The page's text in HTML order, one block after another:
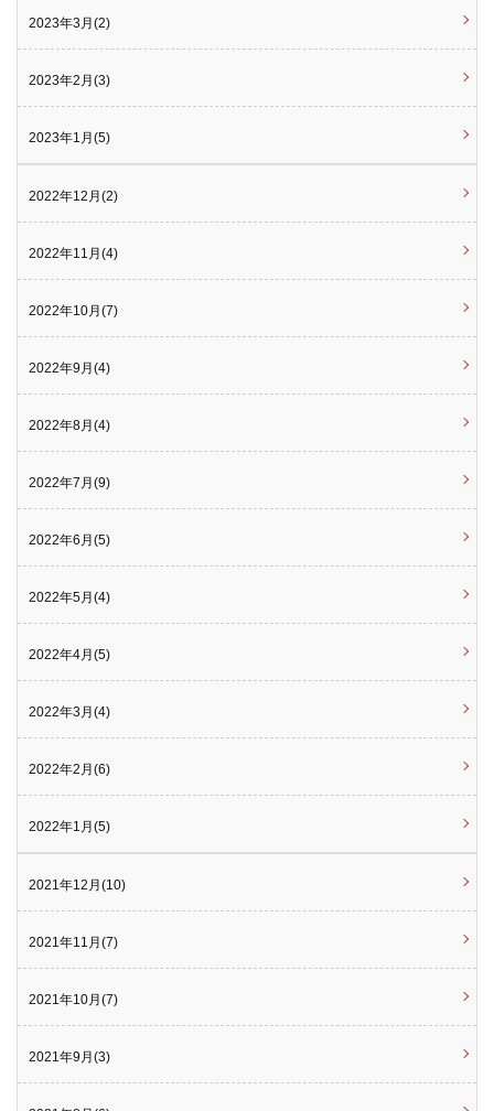
2023年3月(2)
2023年2月(3)
2023年1月(5)
2022年12月(2)
2022年11月(4)
2022年10月(7)
2022年9月(4)
2022年8月(4)
2022年7月(9)
2022年6月(5)
2022年5月(4)
2022年4月(5)
2022年3月(4)
2022年2月(6)
2022年1月(5)
2021年12月(10)
2021年11月(7)
2021年10月(7)
2021年9月(3)